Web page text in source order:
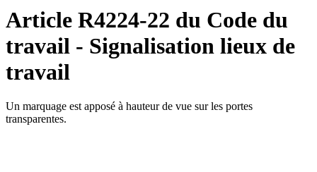
Article R4224-22 du Code du
travail - Signalisation lieux de
travail
Un marquage est apposé à hauteur de vue sur les portes
transparentes.